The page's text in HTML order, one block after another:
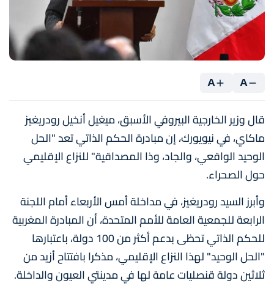
A
A
قال وزير الخارجية البيروفي الأسبق، ميغيل أنخيل رودريغيز
ماكاي، في نيويورك، إن مبادرة الحكم الذاتي تعد "الحل
الوحيد الواقعي، والجاد، وذا المصداقية" للنزاع الإقليمي
حول الصحراء.
وأبرز السيد رودريغيز، في مداخلة أمس الأربعاء أمام اللجنة
الرابعة للجمعية العامة للأمم المتحدة، أن المبادرة المغربية
للحكم الذاتي تحظى بدعم أكثر من 100 دولة، باعتبارها
"الحل الوحيد" لهذا النزاع الإقليمي، مذكرا بافتتاح أزيد من
ثلاثين دولة قنصليات عامة لها في مدينتي العيون والداخلة.